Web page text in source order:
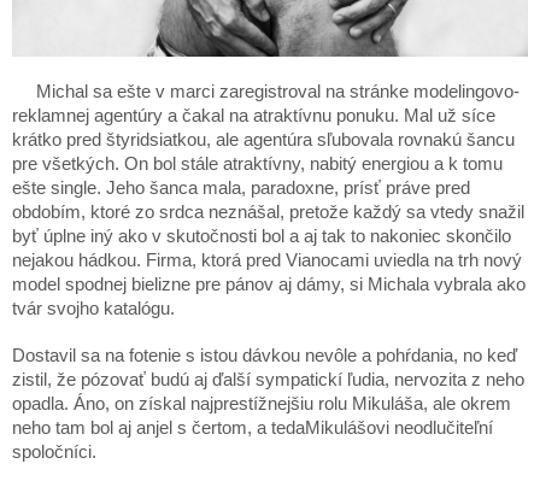
Michal sa ešte v marci zaregistroval na stránke modelingovo-
reklamnej agentúry a čakal na atraktívnu ponuku. Mal už síce
krátko pred štyridsiatkou, ale agentúra sľubovala rovnakú šancu
pre všetkých. On bol stále atraktívny, nabitý energiou a k tomu
ešte single. Jeho šanca mala, paradoxne, prísť práve pred
obdobím, ktoré zo srdca neznášal, pretože každý sa vtedy snažil
byť úplne iný ako v skutočnosti bol a aj tak to nakoniec skončilo
nejakou hádkou. Firma, ktorá pred Vianocami uviedla na trh nový
model spodnej bielizne pre pánov aj dámy, si Michala vybrala ako
tvár svojho katalógu.
Dostavil sa na fotenie s istou dávkou nevôle a pohŕdania, no keď
zistil, že pózovať budú aj ďalší sympatickí ľudia, nervozita z neho
opadla. Áno, on získal najprestížnejšiu rolu Mikuláša, ale okrem
neho tam bol aj anjel s čertom, a tedaMikulášovi neodlučiteľní
spoločníci.